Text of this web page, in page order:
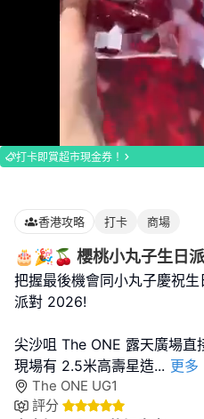
打卡即賞超市現金券！
香港攻略 打卡 商場
🎂🎉🍒 櫻桃小丸子生日
把握最後機會同小丸子慶祝
派對 2026!
尖沙咀 The ONE 露天廣場直
現場有 2.5米高壽星造... 更多
The ONE UG1
評分